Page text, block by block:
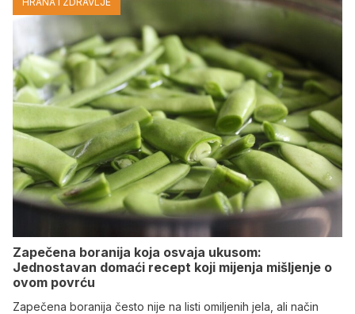
Zapečena boranija koja osvaja ukusom:
Jednostavan domaći recept koji mijenja mišljenje o
ovom povrću
Zapečena boranija često nije na listi omiljenih jela, ali način